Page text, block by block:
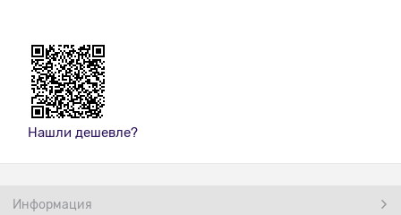
Нашли дешевле?
Информация